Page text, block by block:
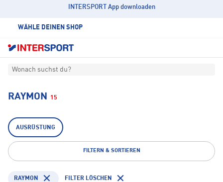
INTERSPORT App downloaden
WÄHLE DEINEN SHOP
Wonach suchst du?
RAYMON 15
AUSRÜSTUNG
FILTERN & SORTIEREN
RAYMON FILTER LÖSCHEN